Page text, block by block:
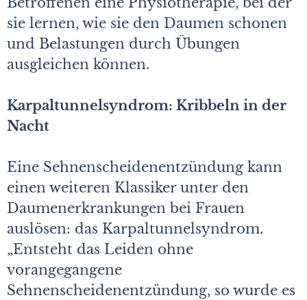
sie lernen, wie sie den Daumen schonen
und Belastungen durch Übungen
ausgleichen können.
Karpaltunnelsyndrom: Kribbeln in der
Nacht
Eine Sehnenscheidenentzündung kann
einen weiteren Klassiker unter den
Daumenerkrankungen bei Frauen
auslösen: das Karpaltunnelsyndrom.
„Entsteht das Leiden ohne
vorangegangene
Sehnenscheidenentzündung, so wurde es